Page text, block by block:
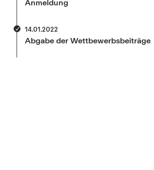
Anmeldung
14.01.2022
Abgabe der Wettbewerbsbeiträge